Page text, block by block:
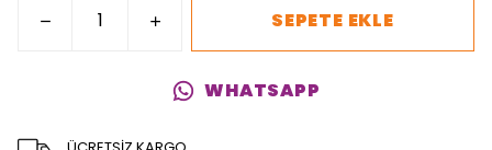
SEPETE EKLE
WHATSAPP